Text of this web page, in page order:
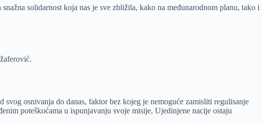
solidarnost koja nas je sve zbližila, kako na međunarodnom planu, tako i
osnivanja do danas, faktor bez kojeg je nemoguće zamisliti regulisanje
poteškoćama u ispunjavanju svoje misije, Ujedinjene nacije ostaju